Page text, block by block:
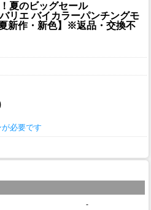
夏のビッグセール
リエ バイカラーパンチングモ
新作・新色】※返品・交換不
必要です
-